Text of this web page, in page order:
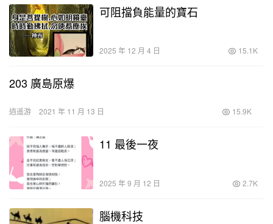
可阻擋負能量的寶石
2025 年 12 月 4 日 15.1K
203 廣島原爆
逍遥游 2021 年 11 月 13 日 15.9K
11 最後一夜
2025 年 9 月 12 日 2.7K
腦機科技